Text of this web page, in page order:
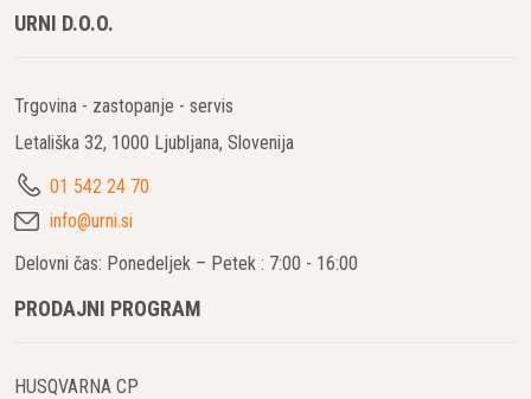
URNI D.O.O.
Trgovina - zastopanje - servis
Letališka 32, 1000 Ljubljana, Slovenija
01 542 24 70
info@urni.si
Delovni čas: Ponedeljek – Petek : 7:00 - 16:00
PRODAJNI PROGRAM
HUSQVARNA CP